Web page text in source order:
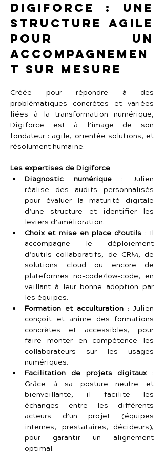
Digiforce : une
structure agile
pour un
accompagnemen
t sur mesure
Créée pour répondre à des
problématiques concrètes et variées
liées à la transformation numérique,
Digiforce est à l’image de son
fondateur : agile, orientée solutions, et
résolument humaine.
Les expertises de Digiforce
Diagnostic numérique : Julien
réalise des audits personnalisés
pour évaluer la maturité digitale
d’une structure et identifier les
leviers d’amélioration.
Choix et mise en place d’outils : Il
accompagne le déploiement
d’outils collaboratifs, de CRM, de
solutions cloud ou encore de
plateformes no-code/low-code, en
veillant à leur bonne adoption par
les équipes.
Formation et acculturation : Julien
conçoit et anime des formations
concrètes et accessibles, pour
faire monter en compétence les
collaborateurs sur les usages
numériques.
Facilitation de projets digitaux :
Grâce à sa posture neutre et
bienveillante, il facilite les
échanges entre les différents
acteurs d’un projet (équipes
internes, prestataires, décideurs),
pour garantir un alignement
optimal.